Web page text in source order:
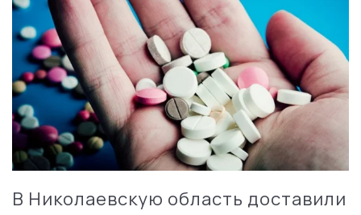
В Николаевскую область доставили